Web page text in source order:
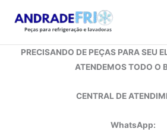
para
conteúdo
PRECISANDO DE PEÇAS PARA SEU
ATENDEMOS TODO O
CENTRAL DE
WhatsApp: